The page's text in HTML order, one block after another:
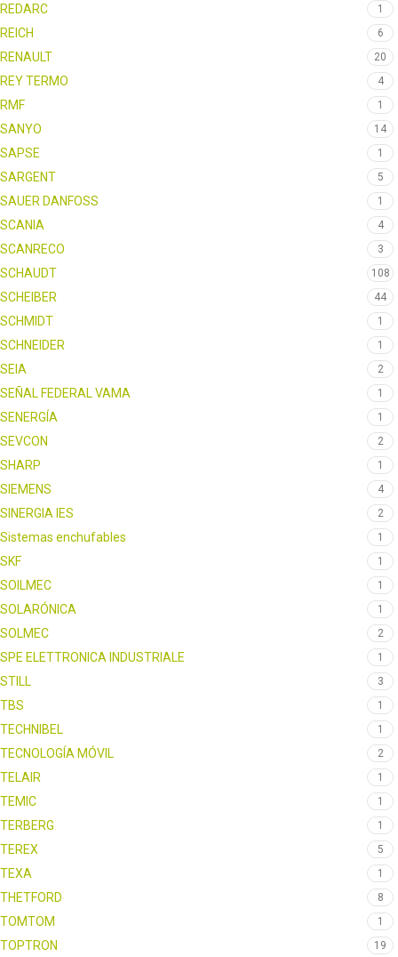
REDARC 1
REICH 6
RENAULT 20
REY TERMO 4
RMF 1
SANYO 14
SAPSE 1
SARGENT 5
SAUER DANFOSS 1
SCANIA 4
SCANRECO 3
SCHAUDT 108
SCHEIBER 44
SCHMIDT 1
SCHNEIDER 1
SEIA 2
SEÑAL FEDERAL VAMA 1
SENERGÍA 1
SEVCON 2
SHARP 1
SIEMENS 4
SINERGIA IES 2
Sistemas enchufables 1
SKF 1
SOILMEC 1
SOLARÓNICA 1
SOLMEC 2
SPE ELETTRONICA INDUSTRIALE 1
STILL 3
TBS 1
TECHNIBEL 1
TECNOLOGÍA MÓVIL 2
TELAIR 1
TEMIC 1
TERBERG 1
TEREX 5
TEXA 1
THETFORD 8
TOMTOM 1
TOPTRON 19